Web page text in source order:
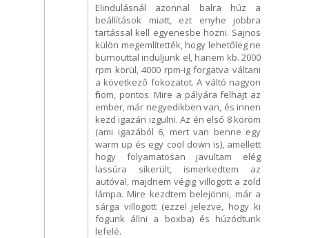
Elindulásnál azonnal balra húz a
beállítások miatt, ezt enyhe jobbra
tartással kell egyenesbe hozni. Sajnos
külön megemlítették, hogy lehetőleg ne
burnouttal induljunk el, hanem kb. 2000
rpm körül, 4000 rpm-ig forgatva váltani
a következő fokozatot. A váltó nagyon
finom, pontos. Mire a pályára felhajt az
ember, már negyedikben van, és innen
kezd igazán izgulni. Az én első 8 köröm
(ami igazából 6, mert van benne egy
warm up és egy cool down is), amellett
hogy folyamatosan javultam elég
lassúra sikerült, ismerkedtem az
autóval, majdnem végig villogott a zöld
lámpa. Mire kezdtem belejönni, már a
sárga villogott (ezzel jelezve, hogy ki
fogunk állni a boxba) és húzódtunk
lefelé.